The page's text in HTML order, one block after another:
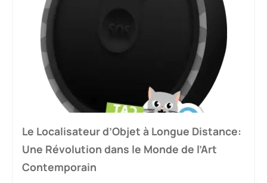
Le Localisateur d’Objet à Longue Distance:
Une Révolution dans le Monde de l’Art
Contemporain